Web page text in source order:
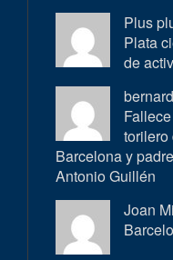
Plus
Plata
de
torilero
Barcelona y
Antonio Guillén
Joan